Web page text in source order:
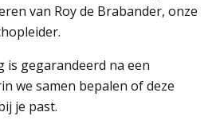
van Roy de Brabander, onze
is gegarandeerd na een
we samen bepalen of deze
je past.